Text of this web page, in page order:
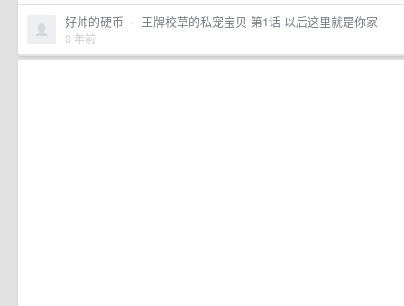
好帅的硬币 · 王牌校草的私宠宝贝-第1话 以后这里就是你家
3 年前